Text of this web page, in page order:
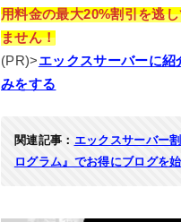
用料金の最大20%割引を逃
ません！
(PR)>エックスサーバーに
みをする
関連記事： エックスサーバー
ログラム』でお得にブログを